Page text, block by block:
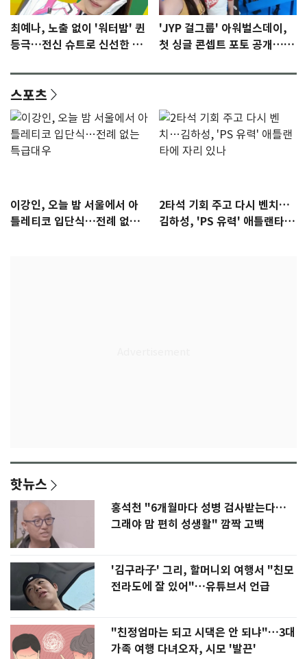
최예나, 노출 없이 '워터밤' 퀸
등극…전신 슈트로 신선한 충
'JYP 걸그룹' 아워벌스데이,
첫 싱글 콘셉트 포토 공개…청
스포츠
이강인, 오늘 밤 서울에서 아
틀레티코 입단식…전례 없는
2타석 기회 주고 다시 벤치…
김하성, 'PS 유력' 애틀랜타에
핫뉴스
홍석천 "6개월마다 성병 검사받는다…
그래야 맘 편히 성생활" 깜짝 고백
'김구라子' 그리, 할머니외 여행서 "친모
전라도에 잘 있어"…유튜브서 언급
"친정엄마는 되고 시댁은 안 되냐"…3대
가족 여행 다녀오자, 시모 '발끈'